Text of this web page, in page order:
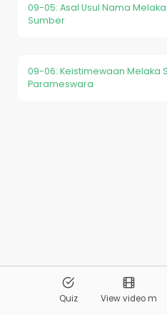
09-05: Asal Usul Nama
Sumber
09-06: Keistimewaan Melaka
Parameswara
Pandai.org All Rights
Quiz View video m